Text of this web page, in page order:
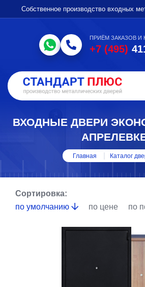
Собственное производство входных
ПРИЁМ ЗАКАЗОВ И
+7 (495)
ВХОДНЫЕ ДВЕРИ
Главная Каталог
Сортировка:
по умолчанию
по цене по